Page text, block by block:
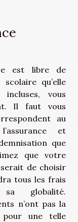
est libre de
qu’elle
vous
Il faut vous
au
et
que
que votre
de choisir
tous les frais
globalité.
n’ont pas la
pour une telle